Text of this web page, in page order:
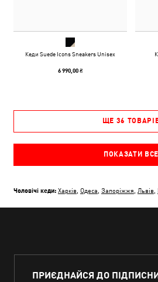
Кеди Suede Icons Sneakers Unisex
6 990,00 ₴
ЩЕ 36
ПОКАЗАТИ ВСЕ
Чоловічі кеди: Харків Одеса Запоріжжя Львів
ПРИЄДНАЙСЯ ДО